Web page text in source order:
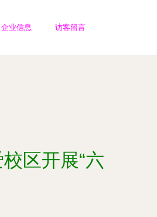
企业信息 访客留言
区开展“六